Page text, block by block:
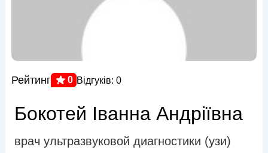
Рейтинг 0 Відгуків: 0
Бокотей Іванна Андріївна
врач ультразвуковой диагностики (узи)